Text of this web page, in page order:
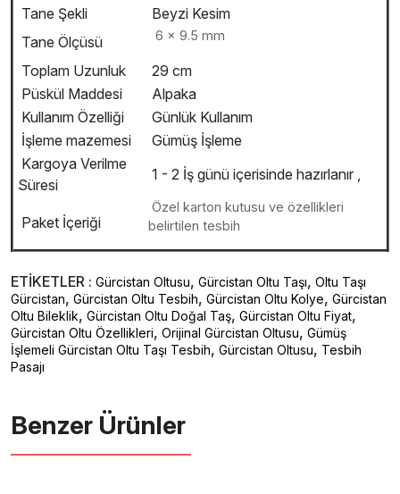
Tane Şekli
Beyzi Kesim
Tane Ölçüsü
6 x 9.5 mm
Toplam Uzunluk
29 cm
Püskül Maddesi
Alpaka
Kullanım Özelliği
Günlük Kullanım
İşleme mazemesi
Gümüş İşleme
Kargoya Verilme
Süresi
1 - 2 İş günü içerisinde hazırlanır ,
Paket İçeriği
Özel karton kutusu ve özellikleri
belirtilen tesbih
ETİKETLER : Gürcistan Oltusu, Gürcistan Oltu Taşı, Oltu Taşı
Gürcistan, Gürcistan Oltu Tesbih, Gürcistan Oltu Kolye, Gürcistan
Oltu Bileklik, Gürcistan Oltu Doğal Taş, Gürcistan Oltu Fiyat,
Gürcistan Oltu Özellikleri, Orijinal Gürcistan Oltusu, Gümüş
İşlemeli Gürcistan Oltu Taşı Tesbih, Gürcistan Oltusu, Tesbih
Pasajı
Benzer Ürünler ️